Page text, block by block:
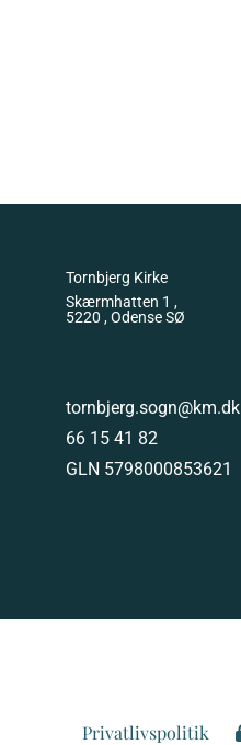
Tornbjerg Kirke
Skærmhatten 1 ,
5220 , Odense SØ
tornbjerg.sogn@km.dk
66 15 41 82
GLN 5798000853621
Privatlivspolitik